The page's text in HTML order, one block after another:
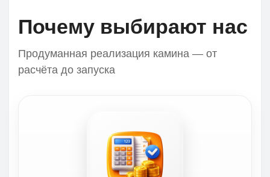
Почему выбирают нас
Продуманная реализация камина — от
расчёта до запуска